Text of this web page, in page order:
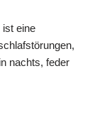
eine
nachts, feder